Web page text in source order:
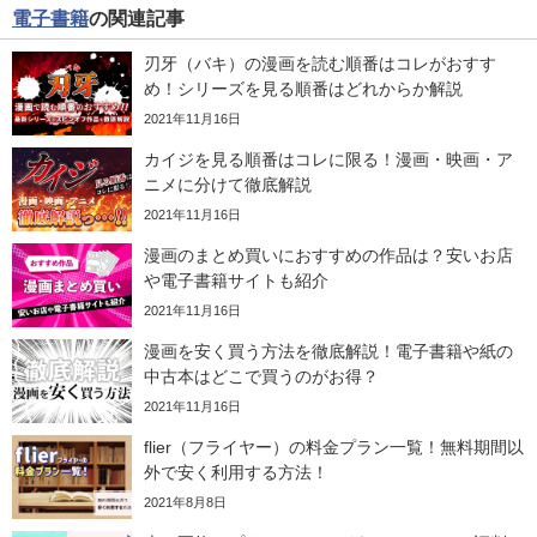
電子書籍の関連記事
刃牙（バキ）の漫画を読む順番はコレがおすす
め！シリーズを見る順番はどれからか解説
2021年11月16日
カイジを見る順番はコレに限る！漫画・映画・ア
ニメに分けて徹底解説
2021年11月16日
漫画のまとめ買いにおすすめの作品は？安いお店
や電子書籍サイトも紹介
2021年11月16日
漫画を安く買う方法を徹底解説！電子書籍や紙の
中古本はどこで買うのがお得？
2021年11月16日
flier（フライヤー）の料金プラン一覧！無料期間以
外で安く利用する方法！
2021年8月8日